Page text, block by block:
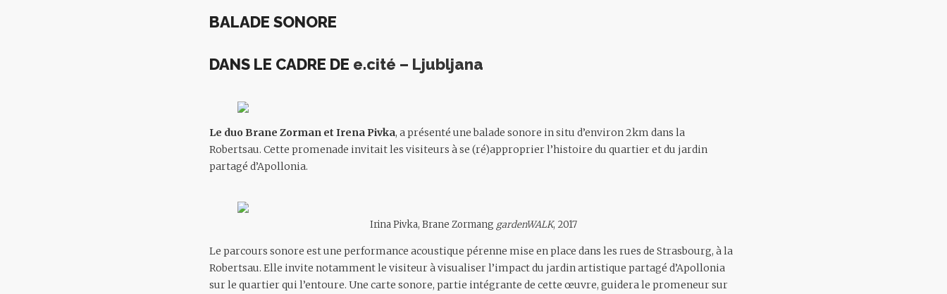
BALADE SONORE
DANS LE CADRE DE e.cité – Ljubljana
Le duo Brane Zorman et Irena Pivka, a présenté une balade sonore in situ d’environ 2km dans la
Robertsau. Cette promenade invitait les visiteurs à se (ré)approprier l’histoire du quartier et du jardin
partagé d’Apollonia.
Irina Pivka, Brane Zormang gardenWALK, 2017
Le parcours sonore est une performance acoustique pérenne mise en place dans les rues de Strasbourg, à la
Robertsau. Elle invite notamment le visiteur à visualiser l’impact du jardin artistique partagé d’Apollonia
sur le quartier qui l’entoure. Une carte sonore, partie intégrante de cette œuvre, guidera le promeneur sur